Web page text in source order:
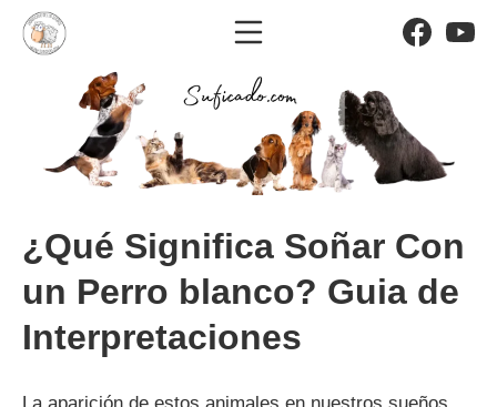
Saltar
El significado de los
Menú móvil
¿Qué Significa Soñar Con
un Perro blanco? Guia de
Interpretaciones